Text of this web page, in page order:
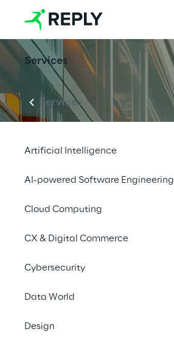
Services
Services
Artificial Intelligence
AI-powered Software Engineering
Cloud Computing
CX & Digital Commerce
Cybersecurity
Data World
Design